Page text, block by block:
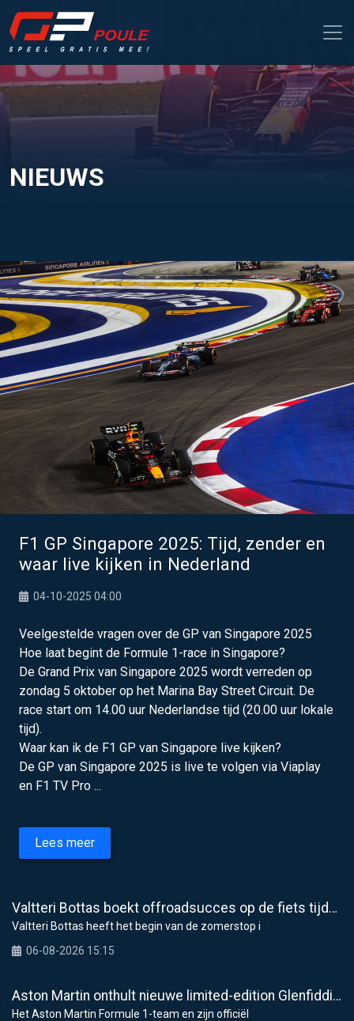
NIEUWS
F1 GP Singapore 2025: Tijd, zender en
waar live kijken in Nederland
04-10-2025 04:00
Veelgestelde vragen over de GP van Singapore 2025
Hoe laat begint de Formule 1-race in Singapore?
De Grand Prix van Singapore 2025 wordt verreden op
zondag 5 oktober op het Marina Bay Street Circuit. De
race start om 14.00 uur Nederlandse tijd (20.00 uur lokale
tijd).
Waar kan ik de F1 GP van Singapore live kijken?
De GP van Singapore 2025 is live te volgen via Viaplay
en F1 TV Pro ...
Lees meer
Valtteri Bottas boekt offroadsucces op de fiets tijdens F1-zomerstop
Valtteri Bottas heeft het begin van de zomerstop i
06-08-2026 15:15
Aston Martin onthult nieuwe limited-edition Glenfiddich-whisky
Het Aston Martin Formule 1-team en zijn officiël